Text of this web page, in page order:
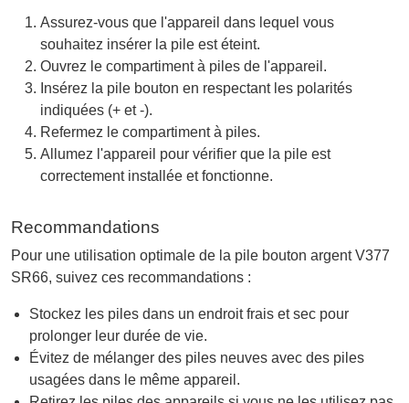
Assurez-vous que l'appareil dans lequel vous
souhaitez insérer la pile est éteint.
Ouvrez le compartiment à piles de l'appareil.
Insérez la pile bouton en respectant les polarités
indiquées (+ et -).
Refermez le compartiment à piles.
Allumez l'appareil pour vérifier que la pile est
correctement installée et fonctionne.
Recommandations
Pour une utilisation optimale de la pile bouton argent V377
SR66, suivez ces recommandations :
Stockez les piles dans un endroit frais et sec pour
prolonger leur durée de vie.
Évitez de mélanger des piles neuves avec des piles
usagées dans le même appareil.